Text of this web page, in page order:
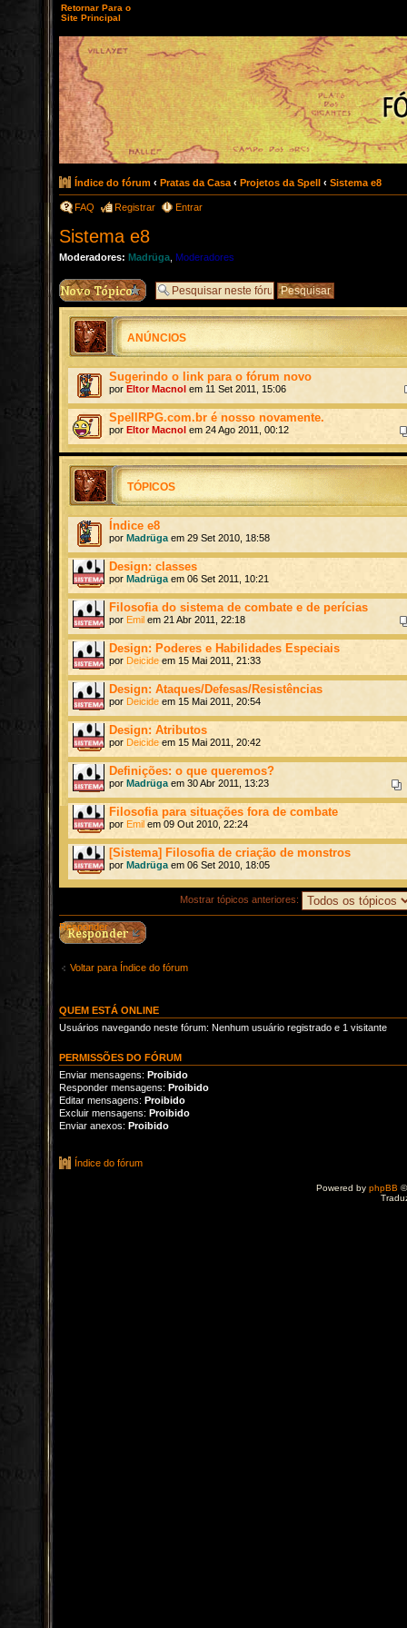
Retornar Para o
Site Principal
Índice do fórum ‹ Pratas da Casa ‹ Projetos da Spell ‹ Sistema e8
FAQ Registrar Entrar
Sistema e8
Moderadores: Madrüga Moderadores
ANÚNCIOS
Sugerindo o link para o fórum novo
por Eltor Macnol em 11 Set 2011, 15:06
SpellRPG.com.br é nosso novamente.
por Eltor Macnol em 24 Ago 2011, 00:12
TÓPICOS
Índice e8
por Madrüga em 29 Set 2010, 18:58
Design: classes
por Madrüga em 06 Set 2011, 10:21
Filosofia do sistema de combate e de perícias
por Emil em 21 Abr 2011, 22:18
Design: Poderes e Habilidades Especiais
por Deicide em 15 Mai 2011, 21:33
Design: Ataques/Defesas/Resistências
por Deicide em 15 Mai 2011, 20:54
Design: Atributos
por Deicide em 15 Mai 2011, 20:42
Definições: o que queremos?
por Madrüga em 30 Abr 2011, 13:23
Filosofia para situações fora de combate
por Emil em 09 Out 2010, 22:24
[Sistema] Filosofia de criação de monstros
por Madrüga em 06 Set 2010, 18:05
Mostrar tópicos anteriores:
Responder
Voltar para Índice do fórum
QUEM ESTÁ ONLINE
Usuários navegando neste fórum: Nenhum usuário registrado e 1 visitante
PERMISSÕES DO FÓRUM
Enviar mensagens: Proibido
Responder mensagens: Proibido
Editar mensagens: Proibido
Excluir mensagens: Proibido
Enviar anexos: Proibido
Índice do fórum
Powered by phpBB